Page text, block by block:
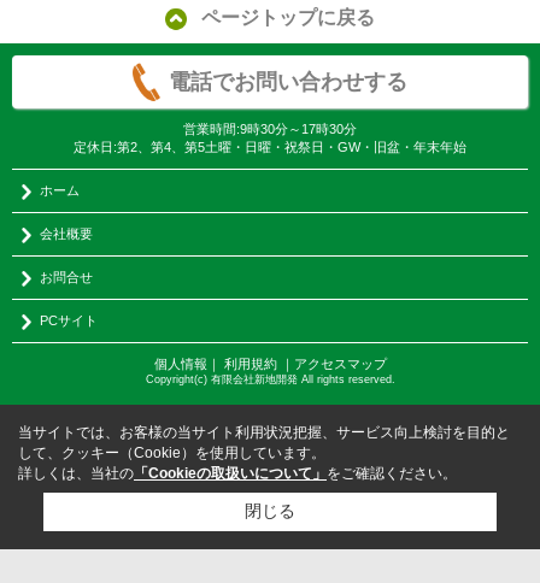
ページトップに戻る
電話でお問い合わせする
営業時間:9時30分～17時30分
定休日:第2、第4、第5土曜・日曜・祝祭日・GW・旧盆・年末年始
ホーム
会社概要
お問合せ
PCサイト
個人情報 ｜ 利用規約｜ アクセスマップ
Copyright(c) 有限会社新地開発 All rights reserved.
当サイトでは、お客様の当サイト利用状況把握、サービス向上検討を目的と
して、クッキー（Cookie）を使用しています。
詳しくは、当社の 「Cookieの取扱いについて」 をご確認ください。
閉じる